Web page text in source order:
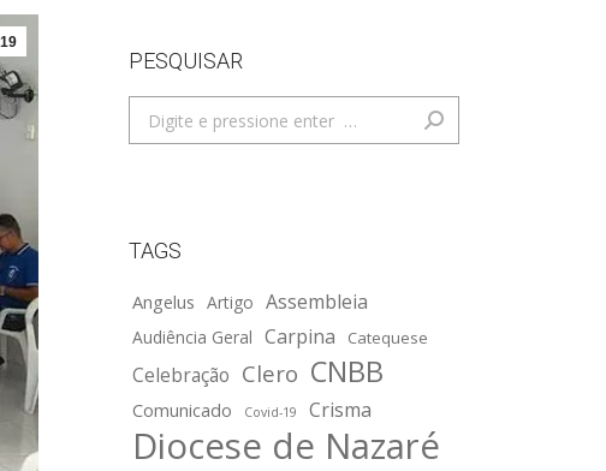
PESQUISAR
Search:
TAGS
Angelus Artigo Assembleia
Audiência Geral Carpina Catequese
Celebração Clero CNBB
Comunicado Covid-19 Crisma
Diocese de Nazaré